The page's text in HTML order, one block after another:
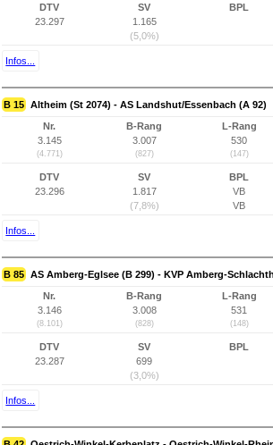
DTV
23.297
SV
1.165
(5,0%)
BPL
Infos...
B 15 Altheim (St 2074) - AS Landshut/Essenbach (A 92)
Nr.
3.145
(4.771)
B-Rang
3.007
(827)
L-Rang
530
(147)
DTV
23.296
SV
1.817
(7,8%)
BPL
VB
VB
Infos...
B 85 AS Amberg-Eglsee (B 299) - KVP Amberg-
Nr.
3.146
(8.101)
B-Rang
3.008
(828)
L-Rang
531
(148)
DTV
23.287
SV
699
(3,0%)
BPL
Infos...